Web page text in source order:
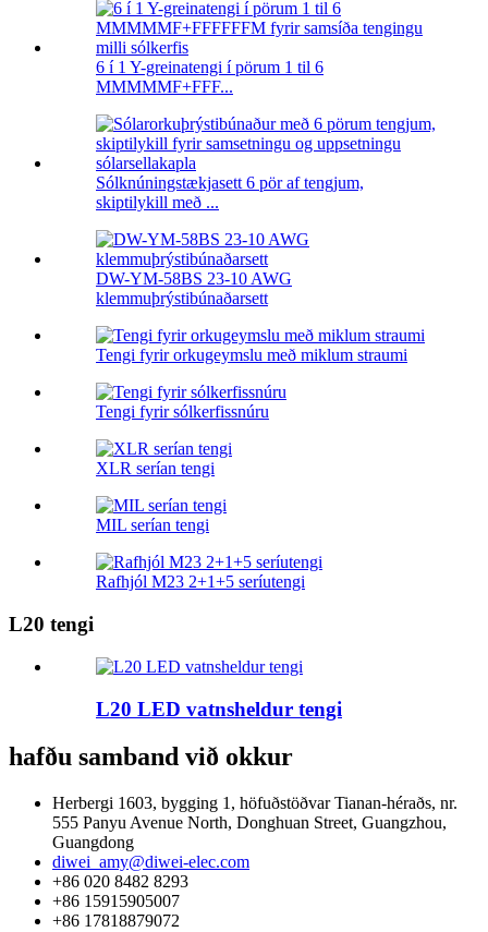
6 í 1 Y-greinatengi í pörum 1 til 6
MMMMMF+FFF...
Sólknúningstækjasett 6 pör af tengjum,
skiptilykill með ...
DW-YM-58BS 23-10 AWG
klemmuþrýstibúnaðarsett
Tengi fyrir orkugeymslu með miklum straumi
Tengi fyrir sólkerfissnúru
XLR serían tengi
MIL serían tengi
Rafhjól M23 2+1+5 seríutengi
L20 tengi
L20 LED vatnsheldur tengi
hafðu samband við okkur
Herbergi 1603, bygging 1, höfuðstöðvar Tianan-héraðs, nr.
555 Panyu Avenue North, Donghuan Street, Guangzhou,
Guangdong
diwei_amy@diwei-elec.com
+86 020 8482 8293
+86 15915905007
+86 17818879072